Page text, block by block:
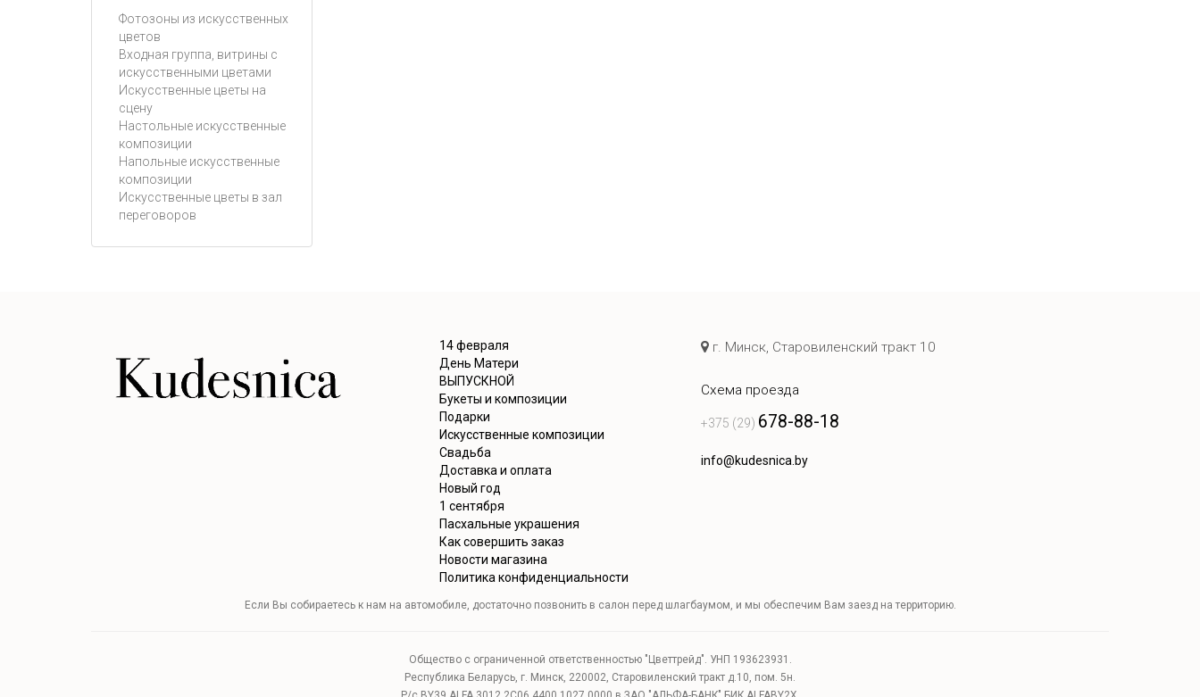
Фотозоны из искусственных
цветов
Входная группа, витрины с
искусственными цветами
Искусственные цветы на
сцену
Настольные искусственные
композиции
Напольные искусственные
композиции
Искусственные цветы в зал
переговоров
14 февраля
День Матери
ВЫПУСКНОЙ
Букеты и композиции
Подарки
Искусственные композиции
Свадьба
Доставка и оплата
Новый год
1 сентября
Пасхальные украшения
Как совершить заказ
Новости магазина
Политика конфиденциальности
г. Минск, Старовиленский тракт 10
Схема проезда
+375 (29) 678-88-18
info@kudesnica.by
Если Вы собираетесь к нам на автомобиле, достаточно позвонить в салон перед шлагбаумом, и мы обеспечим Вам заезд на территорию.
Общество с ограниченной ответственностью "Цветтрейд". УНП 193623931.
Республика Беларусь, г. Минск, 220002, Старовиленский тракт д.10, пом. 5н.